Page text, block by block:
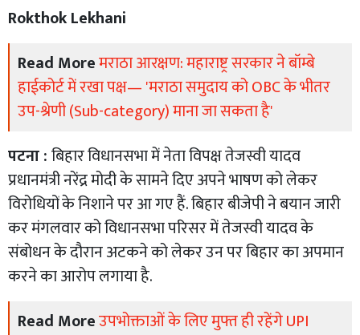
Rokthok Lekhani
Read Moreमराठा आरक्षण: महाराष्ट्र सरकार ने बॉम्बे
हाईकोर्ट में रखा पक्ष— 'मराठा समुदाय को OBC के भीतर
उप-श्रेणी (Sub-category) माना जा सकता है'
पटना :बिहार विधानसभा में नेता विपक्ष तेजस्वी यादव
प्रधानमंत्री नरेंद्र मोदी के सामने दिए अपने भाषण को लेकर
विरोधियों के निशाने पर आ गए हैं. बिहार बीजेपी ने बयान जारी
कर मंगलवार को विधानसभा परिसर में तेजस्वी यादव के
संबोधन के दौरान अटकने को लेकर उन पर बिहार का अपमान
करने का आरोप लगाया है.
Read Moreउपभोक्ताओं के लिए मुफ्त ही रहेंगे UPI